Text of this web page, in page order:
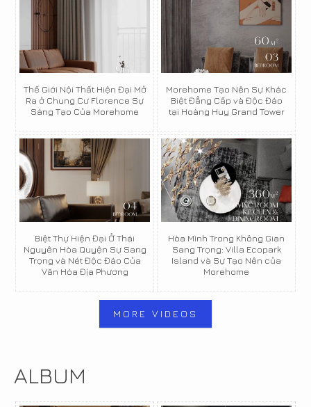
Thế Giới Nội Thất Hiện Đại Mở
Ra ở Chung Cư Florence Sự
Sáng Tạo Của Morehome
Morehome Tạo Nên Sự Khác
Biệt Đẳng Cấp và Độc Đáo
tại Hoàng Huy Grand Tower
Biệt Thự Hiện Đại Ở Thái
Nguyên Hòa Quyện Sự Sang
Trọng và Nét Độc Đáo Của
Văn Hóa Địa Phương
Hòa Mình Trong Không Gian
Sang Trọng: Villa Ecopark
Island và Sự Tạo Nên của
Morehome
MORE VIDEOS
ALBUM